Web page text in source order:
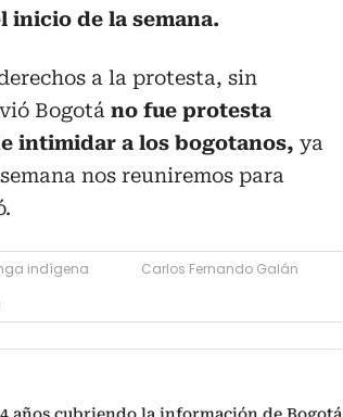
inicio de la semana.
a la protesta, sin
Bogotá no fue protesta
intimidar a los bogotanos, ya
nos reuniremos para
indígena
Carlos Fernando Galán